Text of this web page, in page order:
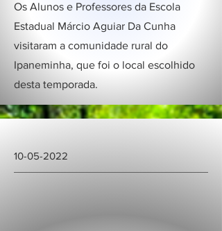
Os Alunos e Professores da Escola
Estadual Márcio Aguiar Da Cunha
visitaram a comunidade rural do
Ipaneminha, que foi o local escolhido
desta temporada.
10-05-2022